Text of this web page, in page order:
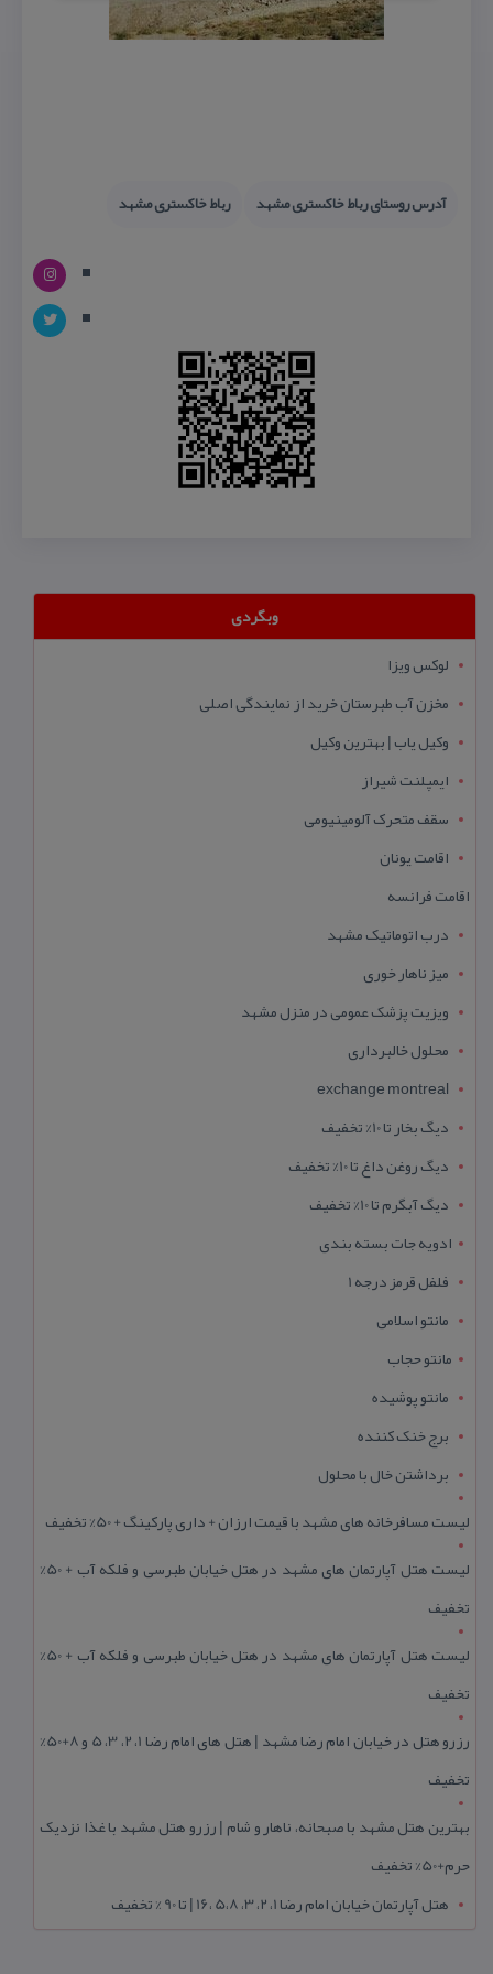
آدرس روستای رباط خاكستری مشهد رباط خاكستری مشهد
وبگردی
لوکس ویزا
مخزن آب طبرستان خرید از نمایندگی اصلی
وکیل یاب | بهترین وکیل
ایمپلنت شیراز
سقف متحرک آلومینیومی
اقامت یونان
اقامت فرانسه
درب اتوماتیک مشهد
میز ناهار خوری
ویزیت پزشک عمومی در منزل مشهد
محلول خالبرداری
exchange montreal
دیگ بخار تا 10% تخفیف
دیگ روغن داغ تا 10% تخفیف
دیگ آبگرم تا 10% تخفیف
ادویه جات بسته بندی
فلفل قرمز درجه 1
مانتو اسلامی
مانتو حجاب
مانتو پوشیده
برج خنک کننده
برداشتن خال با محلول
لیست مسافرخانه های مشهد با قیمت ارزان + داری پارکینگ + 50% تخفیف
لیست هتل آپارتمان های مشهد در هتل خیابان طبرسی و فلکه آب + 50%
تخفیف
لیست هتل آپارتمان های مشهد در هتل خیابان طبرسی و فلکه آب + 50%
تخفیف
رزرو هتل در خیابان امام رضا مشهد | هتل‌ های امام رضا 1، 2، 3، 5 و 8+50%
تخفیف
بهترین هتل مشهد با صبحانه، ناهار و شام | رزرو هتل مشهد با غذا نزدیک
حرم+50% تخفیف
هتل آپارتمان خیابان امام رضا 1، 2، 3، 5،8 ،16 | تا 90 % تخفیف